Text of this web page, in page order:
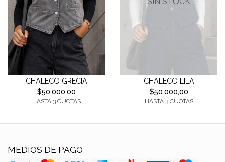
CHALECO GRECIA
$50.000,00
HASTA 3 CUOTAS
CHALECO LILA
$50.000,00
HASTA 3 CUOTAS
MEDIOS DE PAGO